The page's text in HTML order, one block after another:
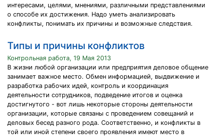
интересами, целями, мнениями, различными представлениями
о способе их достижения. Надо уметь анализировать
конфликты, понимать их причины и возможные следствия.
Типы и причины конфликтов
Контрольная работа, 19 Мая 2013
В жизни любой организации или предприятия деловое общение
занимает важное место. Обмен информацией, выдвижение и
разработка рабочих идей, контроль и координация
деятельности сотрудников, подведение итогов и оценка
достигнутого - вот лишь некоторые стороны деятельности
организации, которые связаны с проведением совещаний и
деловых бесед разного рода. Соответственно, и конфликты в
той или иной степени своего проявления имеют место в